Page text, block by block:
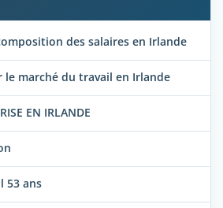
des salaires en Irlande
le marché du travail en Irlande
EN IRLANDE
53 ans